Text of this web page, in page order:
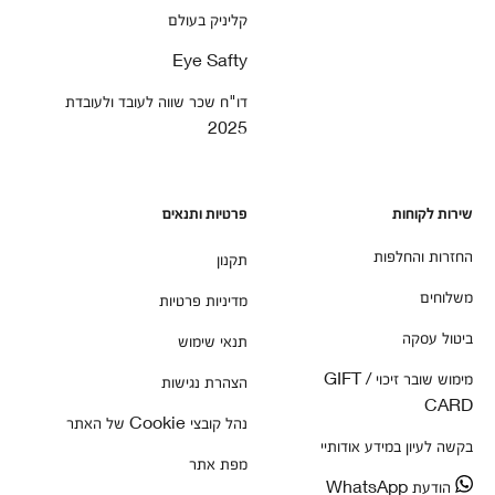
קליניק בעולם
Eye Safty
דו"ח שכר שווה לעובד ולעובדת
2025
שירות לקוחות
החזרות והחלפות
משלוחים
ביטול עסקה
מימוש שובר זיכוי / GIFT
CARD
בקשה לעיון במידע אודותיי
הודעת WhatsApp
פרטיות ותנאים
תקנון
מדיניות פרטיות
תנאי שימוש
הצהרת נגישות
נהל קובצי Cookie של האתר
מפת אתר